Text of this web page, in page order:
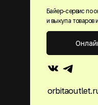
Байер-сервис по
и выкупа товаров